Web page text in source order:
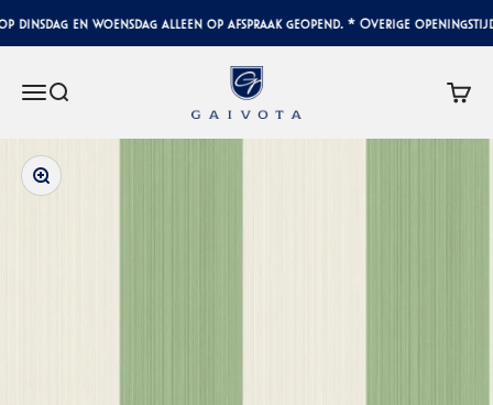
dinsdag en woensdag alleen op afspraak geopend. * Overige
MenuZoeken
Gaivota Luxury Interiors
In-/uitzoomen